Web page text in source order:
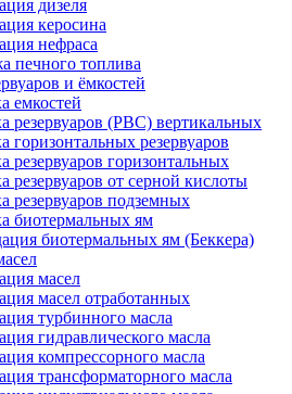
дизеля
керосина
нефраса
печного топлива
и ёмкостей
емкостей
резервуаров (РВС) вертикальных
горизонтальных резервуаров
резервуаров горизонтальных
резервуаров от серной кислоты
резервуаров подземных
биотермальных ям
биотермальных ям (Беккера)
масел
масел отработанных
турбинного масла
гидравлического масла
компрессорного масла
трансформаторного масла